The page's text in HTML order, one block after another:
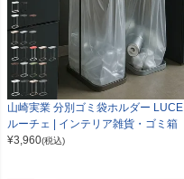
山崎実業 分別ゴミ袋ホルダー LUCE
ルーチェ | インテリア雑貨・ゴミ箱
¥3,960(税込)